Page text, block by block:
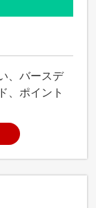
、バースデ
、ポイント